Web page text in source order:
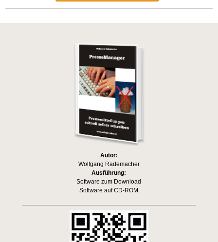
Autor:
Wolfgang Rademacher
Ausführung:
Software zum Download
Software auf CD-ROM